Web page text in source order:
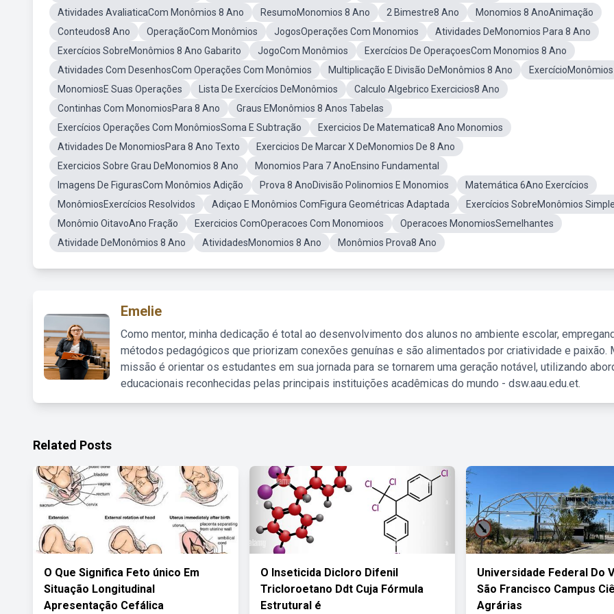
Atividades AvaliaticaCom Monômios 8 Ano ResumoMonomios 8 Ano 2 Bimestre8 Ano
Monomios 8 AnoAnimação
Conteudos8 Ano
OperaçãoCom Monômios JogosOperações Com Monomios
Atividades DeMonomios Para 8 Ano
Exercícios SobreMonômios 8 Ano Gabarito
JogoCom Monômios
Exercícios De OperaçoesCom Monomios 8 Ano
Atividades Com DesenhosCom Operações Com Monômios
Multiplicação E Divisão DeMonômios 8 Ano
ExercícioMonômios
MonomiosE Suas Operações
Lista De Exercícios DeMonômios
Calculo Algebrico Exercicios8 Ano
Continhas Com MonomiosPara 8 Ano
Graus EMonômios 8 Anos Tabelas
Exercícios Operações Com MonômiosSoma E Subtração
Exercicios De Matematica8 Ano Monomios
Atividades De MonomiosPara 8 Ano Texto
Exercicios De Marcar X DeMonomios De 8 Ano
Exercicios Sobre Grau DeMonomios 8 Ano
Monomios Para 7 AnoEnsino Fundamental
Imagens De FigurasCom Monômios Adição
Prova 8 AnoDivisão Polinomios E Monomios
Matemática 6Ano Exercícios
MonômiosExercícios Resolvidos
Adiçao E Monômios ComFigura Geométricas Adaptada
Exercícios SobreMonômios
Monômio OitavoAno Fração
Exercicios ComOperacoes Com Monomioos
Operacoes MonomiosSemelhantes
Atividade DeMonômios 8 Ano
AtividadesMonomios 8 Ano Monômios Prova8 Ano
Emelie
Como mentor, minha dedicação é total ao desenvolvimento dos alunos no ambiente escolar,
métodos pedagógicos que priorizam conexões genuínas e são alimentados por criatividade e paixão.
missão é orientar os estudantes em sua jornada para se tornarem uma geração notável, utilizando
educacionais reconhecidas pelas principais instituições acadêmicas do mundo - dsw.aau.edu.et.
Related Posts
O Que Significa Feto único Em
Situação Longitudinal
Apresentação Cefálica
O Inseticida Dicloro Difenil
Tricloroetano Ddt Cuja Fórmula
Estrutural é
Universidade Federal Do
São Francisco Campus
Agrárias